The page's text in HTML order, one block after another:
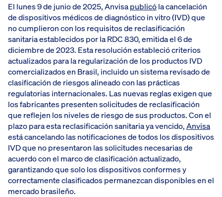
El lunes 9 de junio de 2025, Anvisapublicóla cancelación
de dispositivos médicos de diagnóstico in vitro (IVD) que
no cumplieron con los requisitos de reclasificación
sanitaria establecidos por la RDC 830, emitida el 6 de
diciembre de 2023. Esta resolución estableció criterios
actualizados para la regularización de los productos IVD
comercializados en Brasil, incluido un sistema revisado de
clasificación de riesgos alineado con las prácticas
regulatorias internacionales. Las nuevas reglas exigen que
los fabricantes presenten solicitudes de reclasificación
que reflejen los niveles de riesgo de sus productos. Con el
plazo para esta reclasificación sanitaria ya vencido,Anvisa
está cancelando las notificaciones de todos los dispositivos
IVD que no presentaron las solicitudes necesarias de
acuerdo con el marco de clasificación actualizado,
garantizando que solo los dispositivos conformes y
correctamente clasificados permanezcan disponibles en el
mercado brasileño.